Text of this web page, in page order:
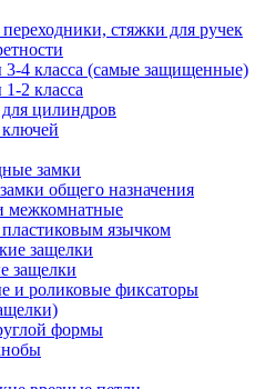
стяжки для ручек
4 класса (самые защищенные)
2 класса
цилиндров
ключей
замки
общего назначения
межкомнатные
язычком
защелки
защелки
и роликовые фиксаторы
формы